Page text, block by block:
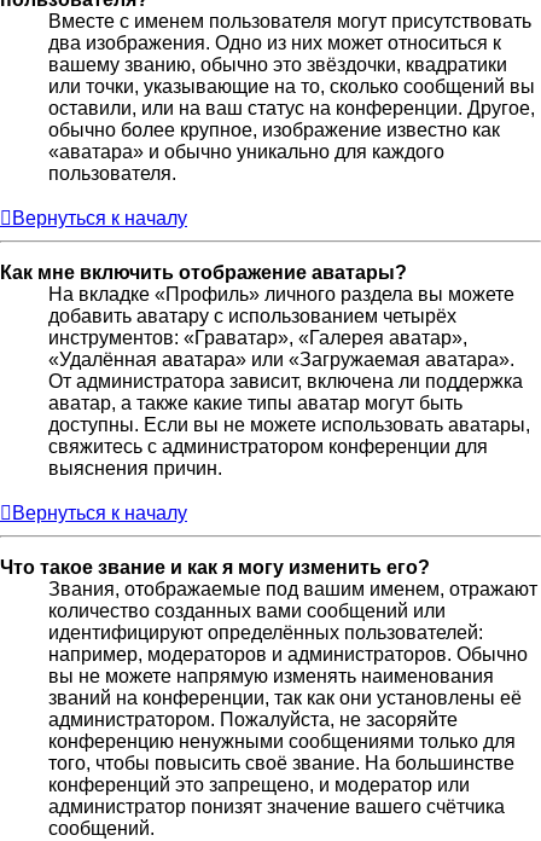
Вместе с именем пользователя могут присутствовать
два изображения. Одно из них может относиться к
вашему званию, обычно это звёздочки, квадратики
или точки, указывающие на то, сколько сообщений вы
оставили, или на ваш статус на конференции. Другое,
обычно более крупное, изображение известно как
«аватара» и обычно уникально для каждого
пользователя.
Вернуться к началу
Как мне включить отображение аватары?
На вкладке «Профиль» личного раздела вы можете
добавить аватару с использованием четырёх
инструментов: «Граватар», «Галерея аватар»,
«Удалённая аватара» или «Загружаемая аватара».
От администратора зависит, включена ли поддержка
аватар, а также какие типы аватар могут быть
доступны. Если вы не можете использовать аватары,
свяжитесь с администратором конференции для
выяснения причин.
Вернуться к началу
Что такое звание и как я могу изменить его?
Звания, отображаемые под вашим именем, отражают
количество созданных вами сообщений или
идентифицируют определённых пользователей:
например, модераторов и администраторов. Обычно
вы не можете напрямую изменять наименования
званий на конференции, так как они установлены её
администратором. Пожалуйста, не засоряйте
конференцию ненужными сообщениями только для
того, чтобы повысить своё звание. На большинстве
конференций это запрещено, и модератор или
администратор понизят значение вашего счётчика
сообщений.